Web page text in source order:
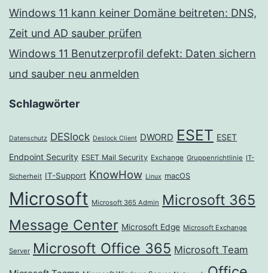
Windows 11 kann keiner Domäne beitreten: DNS,
Zeit und AD sauber prüfen
Windows 11 Benutzerprofil defekt: Daten sichern
und sauber neu anmelden
Schlagwörter
Datenschutz DESlock Deslock Client DWORD ESET ESET
Endpoint Security ESET Mail Security Exchange Gruppenrichtlinie IT-
Sicherheit IT-Support KnowHow Linux macOS
Microsoft Microsoft 365 Admin Microsoft 365
Message Center Microsoft Edge Microsoft Exchange
Server Microsoft Office 365 Microsoft Team